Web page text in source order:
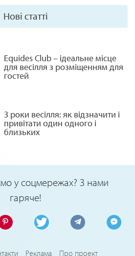
Нові статті
Equides Club – ідеальне місце
для весілля з розміщенням для
гостей
3 роки весілля: як відзначити і
привітати один одного і
близьких
у соцмережах? З нами
гаряче!
Реклама Про проект